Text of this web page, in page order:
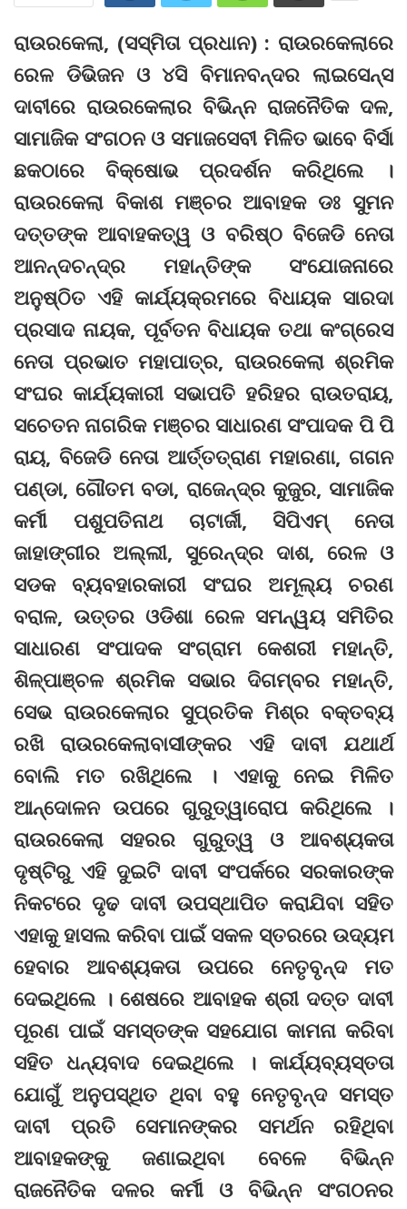
ରାଉରକେଲା, (ସସ୍ମିତା ପ୍ରଧାନ) : ରାଉରକେଲାରେ
ରେଳ ଡିଭିଜନ ଓ ୪ସି ବିମାନବନ୍ଦର ଲାଇସେନ୍ସ
ଦାବୀରେ ରାଉରକେଲାର ବିଭିନ୍ନ ରାଜନୈତିକ ଦଳ,
ସାମାଜିକ ସଂଗଠନ ଓ ସମାଜସେବୀ ମିଳିତ ଭାବେ ବିର୍ସା
ଛକଠାରେ ବିକ୍ଷୋଭ ପ୍ରଦର୍ଶନ କରିଥିଲେ ।
ରାଉରକେଲା ବିକାଶ ମଞ୍ଚର ଆବାହକ ଡଃ ସୁମନ
ଦତ୍ତଙ୍କ ଆବାହକତ୍ୱ ଓ ବରିଷ୍ଠ ବିଜେଡି ନେତା
ଆନନ୍ଦଚନ୍ଦ୍ର ମହାନ୍ତିଙ୍କ ସଂଯୋଜନାରେ
ଅନୁଷ୍ଠିତ ଏହି କାର୍ଯ୍ୟକ୍ରମରେ ବିଧାୟକ ସାରଦା
ପ୍ରସାଦ ନାୟକ, ପୂର୍ବତନ ବିଧାୟକ ତଥା କଂଗ୍ରେସ
ନେତା ପ୍ରଭାତ ମହାପାତ୍ର, ରାଉରକେଲା ଶ୍ରମିକ
ସଂଘର କାର୍ଯ୍ୟକାରୀ ସଭାପତି ହରିହର ରାଉତରାୟ,
ସଚେତନ ନାଗରିକ ମଞ୍ଚର ସାଧାରଣ ସଂପାଦକ ପି ପି
ରାୟ, ବିଜେଡି ନେତା ଆର୍ତ୍ତତ୍ରାଣ ମହାରଣା, ଗଗନ
ପଣ୍ଡା, ଗୌତମ ବଡା, ରାଜେନ୍ଦ୍ର କୁଜୁର, ସାମାଜିକ
କର୍ମୀ ପଶୁପତିନାଥ ଚାଟାର୍ଜୀ, ସିପିଏମ୍ ନେତା
ଜାହାଙ୍ଗୀର ଅଲ୍ଲୀ, ସୁରେନ୍ଦ୍ର ଦାଶ, ରେଳ ଓ
ସଡକ ବ୍ୟବହାରକାରୀ ସଂଘର ଅମୂଲ୍ୟ ଚରଣ
ବରାଳ, ଉତ୍ତର ଓଡିଶା ରେଳ ସମନ୍ୱୟ ସମିତିର
ସାଧାରଣ ସଂପାଦକ ସଂଗ୍ରାମ କେଶରୀ ମହାନ୍ତି,
ଶିଳ୍ପାଞ୍ଚଳ ଶ୍ରମିକ ସଭାର ଦିଗମ୍ବର ମହାନ୍ତି,
ସେଭ ରାଉରକେଲାର ସୁପ୍ରତିକ ମିଶ୍ର ବକ୍ତବ୍ୟ
ରଖି ରାଉରକେଲାବାସୀଙ୍କର ଏହି ଦାବୀ ଯଥାର୍ଥ
ବୋଲି ମତ ରଖିଥିଲେ । ଏହାକୁ ନେଇ ମିଳିତ
ଆନ୍ଦୋଳନ ଉପରେ ଗୁରୁତ୍ୱାରୋପ କରିଥିଲେ ।
ରାଉରକେଲା ସହରର ଗୁରୁତ୍ୱ ଓ ଆବଶ୍ୟକତା
ଦୃଷ୍ଟିରୁ ଏହି ଦୁଇଟି ଦାବୀ ସଂପର୍କରେ ସରକାରଙ୍କ
ନିକଟରେ ଦୃଢ ଦାବୀ ଉପସ୍ଥାପିତ କରାଯିବା ସହିତ
ଏହାକୁ ହାସଲ କରିବା ପାଇଁ ସକଳ ସ୍ତରରେ ଉଦ୍ୟମ
ହେବାର ଆବଶ୍ୟକତା ଉପରେ ନେତୃବୃନ୍ଦ ମତ
ଦେଇଥିଲେ । ଶେଷରେ ଆବାହକ ଶ୍ରୀ ଦତ୍ତ ଦାବୀ
ପୂରଣ ପାଇଁ ସମସ୍ତଙ୍କ ସହଯୋଗ କାମନା କରିବା
ସହିତ ଧନ୍ୟବାଦ ଦେଇଥିଲେ । କାର୍ଯ୍ୟବ୍ୟସ୍ତତା
ଯୋଗୁଁ ଅନୁପସ୍ଥିତ ଥିବା ବହୁ ନେତୃବୃନ୍ଦ ସମସ୍ତ
ଦାବୀ ପ୍ରତି ସେମାନଙ୍କର ସମର୍ଥନ ରହିଥିବା
ଆବାହକଙ୍କୁ ଜଣାଇଥିବା ବେଳେ ବିଭିନ୍ନ
ରାଜନୈତିକ ଦଳର କର୍ମୀ ଓ ବିଭିନ୍ନ ସଂଗଠନର